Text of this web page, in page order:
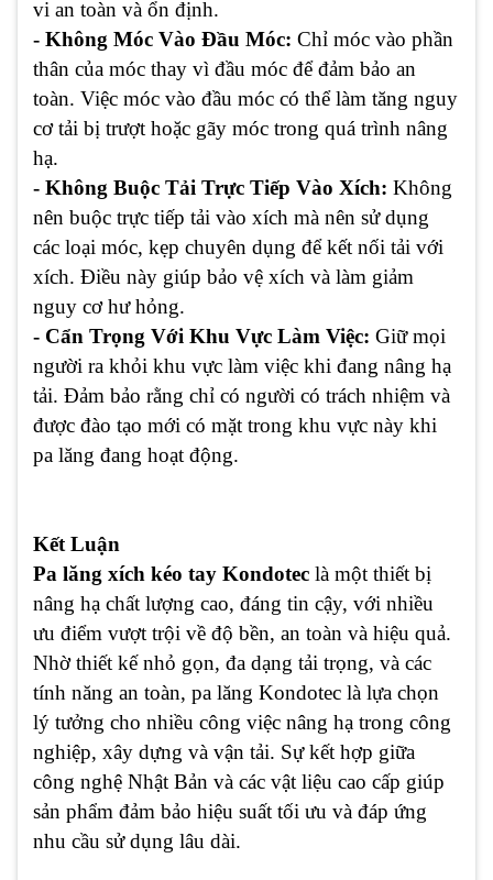
vi an toàn và ổn định.
- Không Móc Vào Đầu Móc: Chỉ móc vào phần
thân của móc thay vì đầu móc để đảm bảo an
toàn. Việc móc vào đầu móc có thể làm tăng nguy
cơ tải bị trượt hoặc gãy móc trong quá trình nâng
hạ.
- Không Buộc Tải Trực Tiếp Vào Xích: Không
nên buộc trực tiếp tải vào xích mà nên sử dụng
các loại móc, kẹp chuyên dụng để kết nối tải với
xích. Điều này giúp bảo vệ xích và làm giảm
nguy cơ hư hỏng.
- Cẩn Trọng Với Khu Vực Làm Việc: Giữ mọi
người ra khỏi khu vực làm việc khi đang nâng hạ
tải. Đảm bảo rằng chỉ có người có trách nhiệm và
được đào tạo mới có mặt trong khu vực này khi
pa lăng đang hoạt động.
Kết Luận
Pa lăng xích kéo tay Kondotec là một thiết bị
nâng hạ chất lượng cao, đáng tin cậy, với nhiều
ưu điểm vượt trội về độ bền, an toàn và hiệu quả.
Nhờ thiết kế nhỏ gọn, đa dạng tải trọng, và các
tính năng an toàn, pa lăng Kondotec là lựa chọn
lý tưởng cho nhiều công việc nâng hạ trong công
nghiệp, xây dựng và vận tải. Sự kết hợp giữa
công nghệ Nhật Bản và các vật liệu cao cấp giúp
sản phẩm đảm bảo hiệu suất tối ưu và đáp ứng
nhu cầu sử dụng lâu dài.